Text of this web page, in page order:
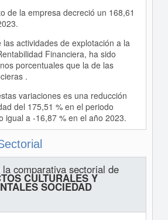
de la empresa decreció un 168,61
las actividades de explotación a la
Financiera, ha sido
porcentuales que la de las
.
variaciones es una reducción
del 175,51 % en el periodo
igual a -16,87 % en el año 2023.
comparativa sectorial de
CULTURALES Y
SOCIEDAD